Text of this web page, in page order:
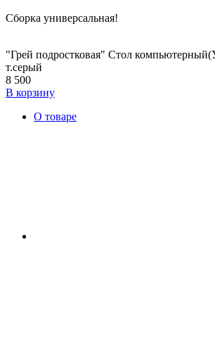
Сборка универсальная!
"Грей подростковая" Стол
т.серый
8 500
В корзину
О товаре